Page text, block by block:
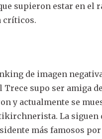
supieron estar en el
críticos.
de imagen
supo ser amiga
y actualmente se
La siguen
más famosos